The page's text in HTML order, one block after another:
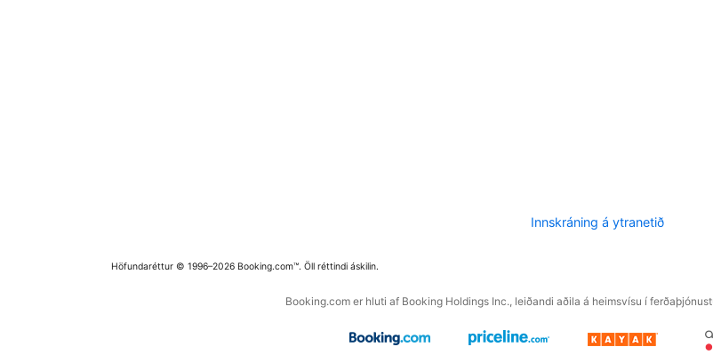
Innskráning á ytranetið
Höfundaréttur © 1996–2026 Booking.com™. Öll réttindi áskilin.
Booking.com er hluti af Booking Holdings Inc., leiðandi aðila á heimsvísu í